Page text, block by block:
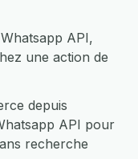
API,
une action de
depuis
API pour
recherche